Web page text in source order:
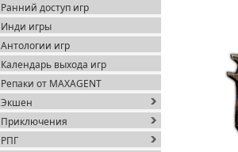
Ранний доступ игр
Инди игры
Антологии игр
Календарь выхода игр
Репаки от MAXAGENT
Экшен
Приключения
РПГ